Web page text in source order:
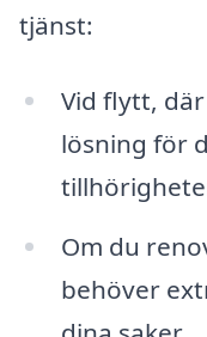
tjänst:
Vid flytt,
lösning för
Om du
behöver